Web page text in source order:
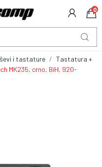
0
i tastature
Tastatura +
MK235, crno, BiH, 920-